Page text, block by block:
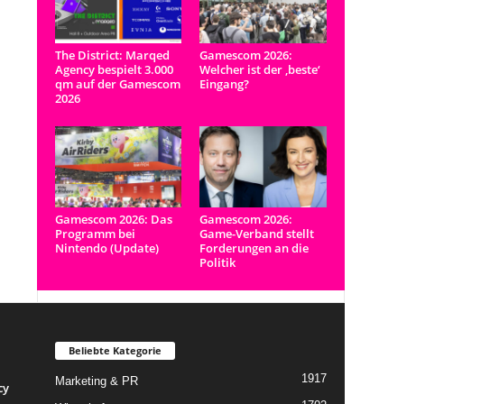
The District: Marqed
Agency bespielt 3.000
qm auf der Gamescom
2026
Gamescom 2026:
Welcher ist der ‚beste‘
Eingang?
Gamescom 2026: Das
Programm bei
Nintendo (Update)
Gamescom 2026:
Game-Verband stellt
Forderungen an die
Politik
Beliebte Kategorie
Marketing & PR 1917